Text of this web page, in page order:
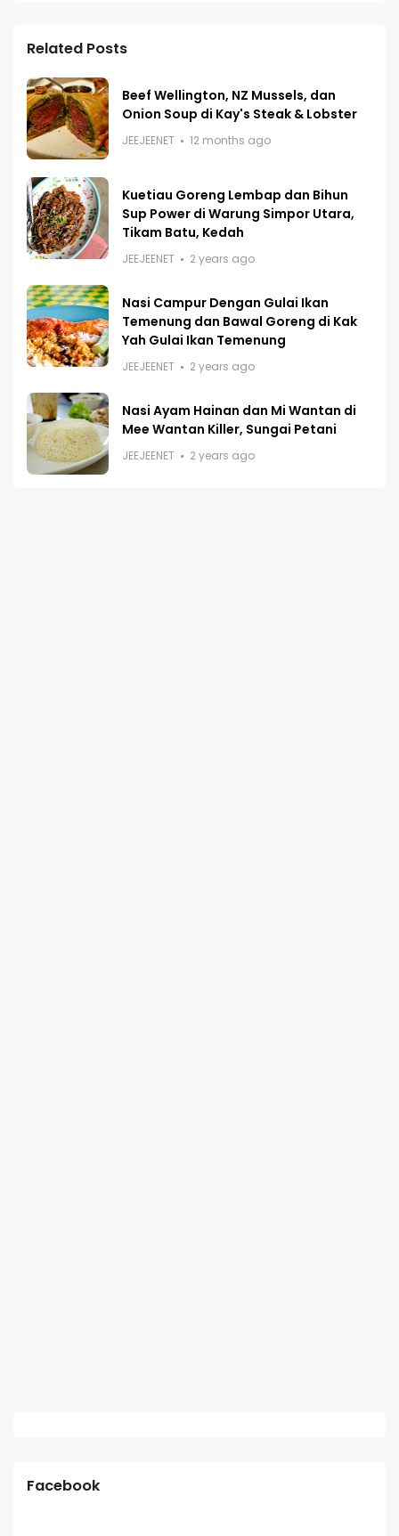
Related Posts
Beef Wellington, NZ Mussels, dan
Onion Soup di Kay's Steak & Lobster
JEEJEENET 12 months ago
Kuetiau Goreng Lembap dan Bihun
Sup Power di Warung Simpor Utara,
Tikam Batu, Kedah
JEEJEENET 2 years ago
Nasi Campur Dengan Gulai Ikan
Temenung dan Bawal Goreng di Kak
Yah Gulai Ikan Temenung
JEEJEENET 2 years ago
Nasi Ayam Hainan dan Mi Wantan di
Mee Wantan Killer, Sungai Petani
JEEJEENET 2 years ago
Facebook